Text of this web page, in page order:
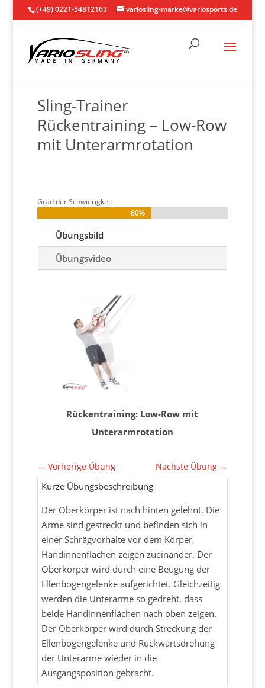
(+49) 0221-54812163 variosling-marke@variosports.de
Sling-Trainer
Rückentraining – Low-Row
mit Unterarmrotation
Grad der Schwierigkeit
60%
60%
Übungsbild
Übungsvideo
Rückentraining: Low-Row mit
Unterarmrotation
← Vorherige Übung Nächste Übung →
Kurze Übungsbeschreibung
Der Oberkörper ist nach hinten gelehnt. Die
Arme sind gestreckt und befinden sich in
einer Schrägvorhalte vor dem Körper,
Handinnenflächen zeigen zueinander. Der
Oberkörper wird durch eine Beugung der
Ellenbogengelenke aufgerichtet. Gleichzeitig
werden die Unterarme so gedreht, dass
beide Handinnenflächen nach oben zeigen.
Der Oberkörper wird durch Streckung der
Ellenbogengelenke und Rückwärtsdrehung
der Unterarme wieder in die
Ausgangsposition gebracht.